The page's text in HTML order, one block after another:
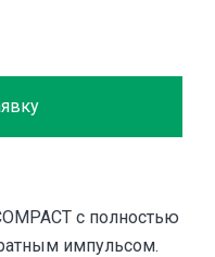
с полностью
импульсом.